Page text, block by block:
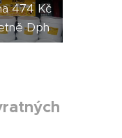
474 Kč
Dph